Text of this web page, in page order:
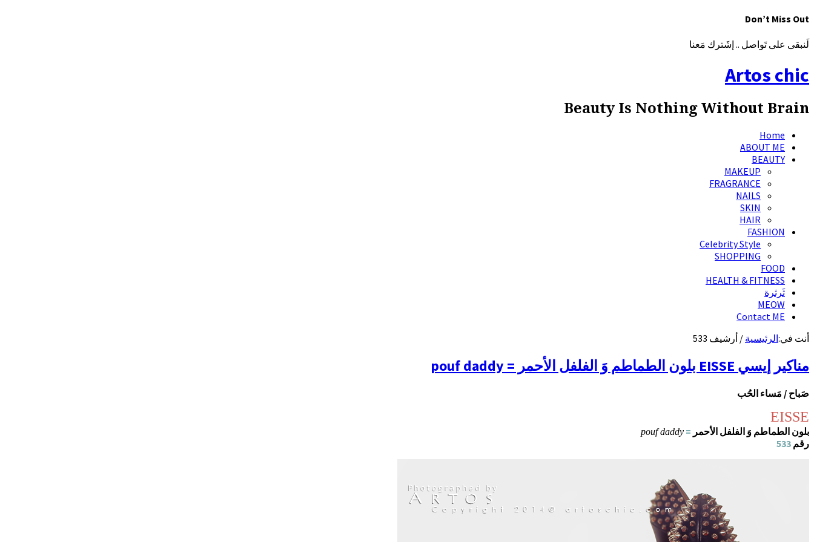
Don’t Miss Out
لَنبقى على تَواصل .. إشَترك مَعنا
Artos chic
Beauty Is Nothing Without Brain
Home
ABOUT ME
BEAUTY
MAKEUP
FRAGRANCE
NAILS
SKIN
HAIR
FASHION
Celebrity Style
SHOPPING
FOOD
HEALTH & FITNESS
ثَرثرة
MEOW
Contact ME
أنت في:الرئيسية / أرشيف 533
مناكير إيسي EISSE بلون الطماطم وَ الفلفل الأحمر = pouf daddy‏
صَباح / مَساء الحُب
EISSE
بلون الطماطم وَ الفلفل الأحمر =
pouf daddy
رقم 533